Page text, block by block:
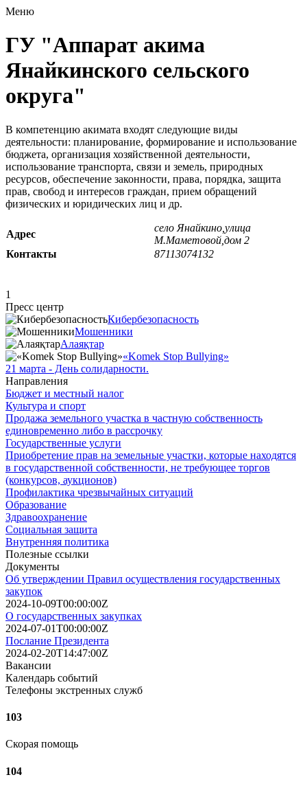
Меню
ГУ "Аппарат акима
Янайкинского сельского
округа"
В компетенцию акимата входят следующие виды
деятельности: планирование, формирование и использование
бюджета, организация хозяйственной деятельности,
использование транспорта, связи и земель, природных
ресурсов, обеспечение законности, права, порядка, защита
прав, свобод и интересов граждан, прием обращений
физических и юридических лиц и др.
Адрес
село Янайкино,улица
М.Маметовой,дом 2
Контакты
87113074132
1
Пресс центр
Кибербезопасность
Мошенники
Алаяқтар
«Komek Stop Bullying»
21 марта - День солидарности.
Направления
Бюджет и местный налог
Культура и спорт
Продажа земельного участка в частную собственность
единовременно либо в рассрочку
Государственные услуги
Приобретение прав на земельные участки, которые находятся
в государственной собственности, не требующее торгов
(конкурсов, аукционов)
Профилактика чрезвычайных ситуаций
Образование
Здравоохранение
Социальная защита
Внутренняя политика
Полезные ссылки
Документы
Об утверждении Правил осуществления государственных
закупок
2024-10-09T00:00:00Z
О государственных закупках
2024-07-01T00:00:00Z
Послание Президента
2024-02-20T14:47:00Z
Вакансии
Календарь событий
Телефоны экстренных служб
103
Скорая помощь
104